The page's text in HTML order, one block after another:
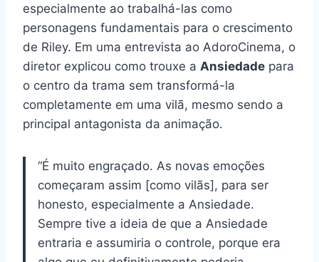
especialmente ao trabalhá-las como
personagens fundamentais para o crescimento
de Riley. Em uma entrevista ao AdoroCinema, o
diretor explicou como trouxe a Ansiedade para
o centro da trama sem transformá-la
completamente em uma vilã, mesmo sendo a
principal antagonista da animação.
“É muito engraçado. As novas emoções
começaram assim [como vilãs], para ser
honesto, especialmente a Ansiedade.
Sempre tive a ideia de que a Ansiedade
entraria e assumiria o controle, porque era